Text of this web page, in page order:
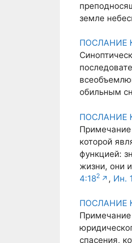
земле
ПОСЛАНИЕ
обильным
ПОСЛАНИЕ
Примечание
которой
функцией:
жизни, они
4:182 , Ин.
ПОСЛАНИЕ
Примечание
спасения,